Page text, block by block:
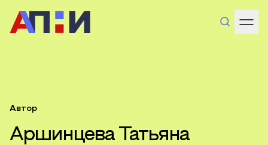
Автор
Аршинцева Татьяна